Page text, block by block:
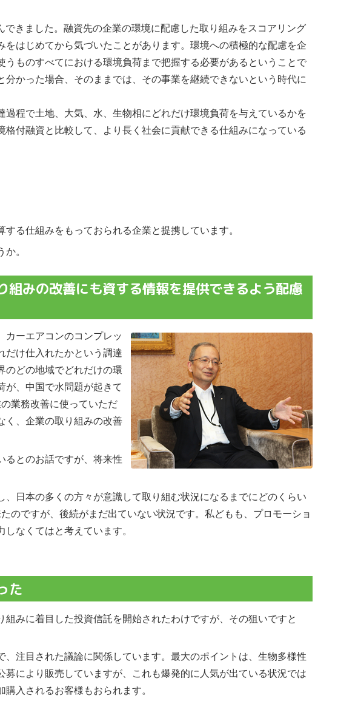
きました。融資先の企業の環境に配慮した取り組みをスコアリング
はじめてから気づいたことがあります。環境への積極的な配慮を企
ものすべてにおける環境負荷まで把握する必要があるということで
かった場合、そのままでは、その事業を継続できないという時代に
程で土地、大気、水、生物相にどれだけ環境負荷を与えているかを
付融資と比較して、より長く社会に貢献できる仕組みになっている
る仕組みをもっておられる企業と提携しています。
。
みの改善にも資する情報を提供できるよう配慮
ーエアコンのコンプレッ
だけ仕入れたかという調達
のどの地域でどれだけの環
が、中国で水問題が起きて
業務改善に使っていただ
く、企業の取り組みの改善
とのお話ですが、将来性
日本の多くの方々が意識して取り組む状況になるまでにどのくらい
のですが、後続がまだ出ていない状況です。私どもも、プロモーショ
なくてはと考えています。
た
みに着目した投資信託を開始されたわけですが、その狙いですと
注目された議論に関係しています。最大のポイントは、生物多様性
により販売していますが、これも爆発的に人気が出ている状況では
入されるお客様もおられます。